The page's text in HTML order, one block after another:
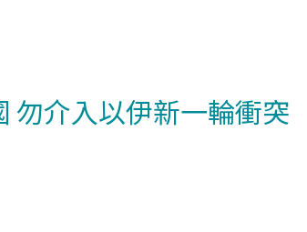
勿介入以伊新一輪衝突